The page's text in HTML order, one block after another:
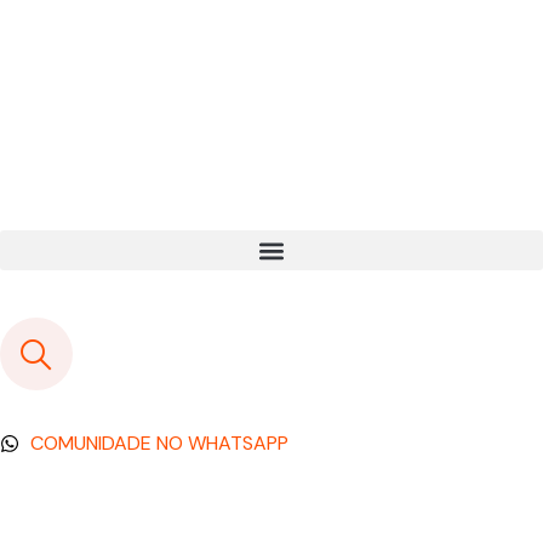
COMUNIDADE NO WHATSAPP